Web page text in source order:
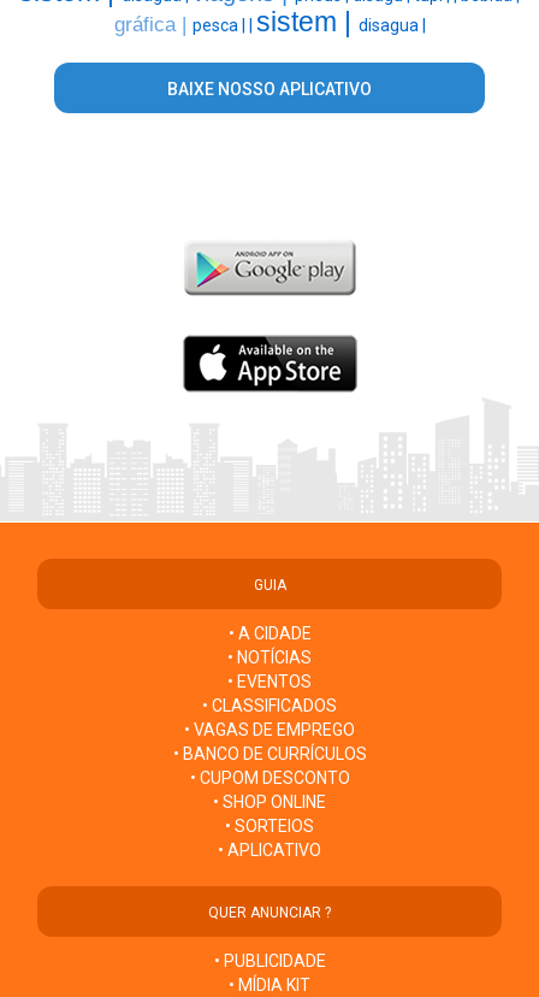
gráfica | pesca | sistem | disagua |
BAIXE NOSSO APLICATIVO
GUIA
• A CIDADE
• NOTÍCIAS
• EVENTOS
• CLASSIFICADOS
• VAGAS DE EMPREGO
• BANCO DE CURRÍCULOS
• CUPOM DESCONTO
• SHOP ONLINE
• SORTEIOS
• APLICATIVO
QUER ANUNCIAR ?
• PUBLICIDADE
• MÍDIA KIT